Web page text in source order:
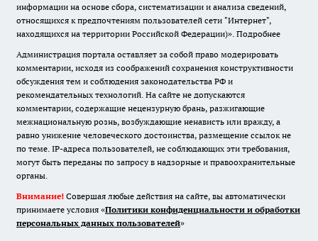
информации на основе сбора, систематизации и анализа сведений,
относящихся к предпочтениям пользователей сети "Интернет",
находящихся на территории Российской Федерации)». Подробнее
Администрация портала оставляет за собой право модерировать
комментарии, исходя из соображений сохранения конструктивности
обсуждения тем и соблюдения законодательства РФ и
рекомендательных технологий. На сайте не допускаются
комментарии, содержащие нецензурную брань, разжигающие
межнациональную рознь, возбуждающие ненависть или вражду, а
равно унижение человеческого достоинства, размещение ссылок не
по теме. IP-адреса пользователей, не соблюдающих эти требования,
могут быть переданы по запросу в надзорные и правоохранительные
органы.
Внимание! Совершая любые действия на сайте, вы автоматически
принимаете условия «Политики конфиденциальности и обработки
персональных данных пользователей»